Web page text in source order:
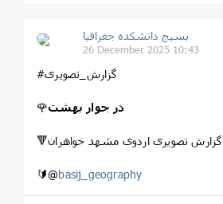
بسیج دانشکده‌ جغرافیا
26 December 2025 10:43
#گزارش_تصویری
🌹در جوار بهشت
🔻گزارش تصویری اردوی مشهد خواهران
🔰@basij_geography